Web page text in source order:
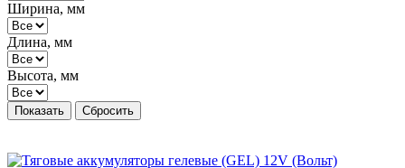
Ширина, мм
Длина, мм
Высота, мм